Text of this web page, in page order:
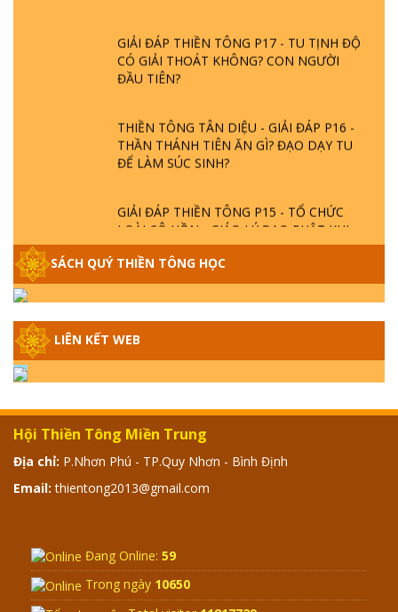
GIẢI ĐÁP THIỀN TÔNG P17 - TU TỊNH ĐỘ
CÓ GIẢI THOÁT KHÔNG? CON NGƯỜI
ĐẦU TIÊN?
THIỀN TÔNG TÂN DIỆU - GIẢI ĐÁP P16 -
THẦN THÁNH TIÊN ĂN GÌ? ĐẠO DẠY TU
ĐỂ LÀM SÚC SINH?
GIẢI ĐÁP THIỀN TÔNG P15 - TỔ CHỨC
LOÀI CÔ HỒN - GIÁO LÝ ĐẠO PHẬT KHI
GIẢI ĐÁP THIỀN TÔNG ĐẶC BIỆT - P14 -
NGUỒN GỐC ÂM LỊCH DƯƠNG LỊCH -
TẦNG BÌNH LƯU LỚN ĐẾN ĐÂU
KHÔNG? XÁ LỢI PHẬT THẬT - GIẢ | TTTD
GIẢI ĐÁP THIỀN TÔNG ĐẶC BIỆT - P12 -
THÁNH ĐÂM THẦN VẶN HỌNG?
SÁCH QUÝ THIỀN TÔNG HỌC
LIÊN KẾT WEB
Hội Thiền Tông Miền Trung
Địa chỉ: P.Nhơn Phú - TP.Quy Nhơn - Bình Định
Email: thientong2013@gmail.com
Đang Online: 59
Trong ngày 10650